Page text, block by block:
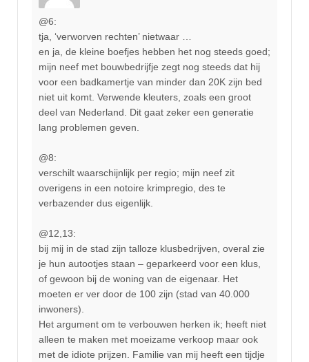
@6:
tja, ‘verworven rechten’ nietwaar …
en ja, de kleine boefjes hebben het nog steeds goed;
mijn neef met bouwbedrijfje zegt nog steeds dat hij
voor een badkamertje van minder dan 20K zijn bed
niet uit komt. Verwende kleuters, zoals een groot
deel van Nederland. Dit gaat zeker een generatie
lang problemen geven.
@8:
verschilt waarschijnlijk per regio; mijn neef zit
overigens in een notoire krimpregio, des te
verbazender dus eigenlijk.
@12,13:
bij mij in de stad zijn talloze klusbedrijven, overal zie
je hun autootjes staan – geparkeerd voor een klus,
of gewoon bij de woning van de eigenaar. Het
moeten er ver door de 100 zijn (stad van 40.000
inwoners).
Het argument om te verbouwen herken ik; heeft niet
alleen te maken met moeizame verkoop maar ook
met de idiote prijzen. Familie van mij heeft een tijdje